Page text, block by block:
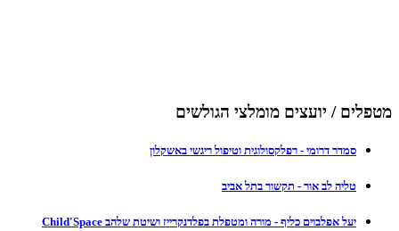
מטפלים / יועצים מומלצי הגולשים
סמדר דרומי - רפלקסולוגית וטיפול ריגשי באשקלון
טליה לב אור - תקשור בתל אביב
יעל אפלבוים כליף - מורה ומטפלת בפלדנקרייז ושיטת שלהב Child'Space